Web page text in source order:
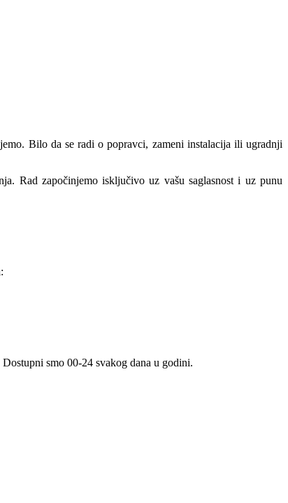
Bilo da se radi o popravci, zameni instalacija ili ugradnji
Rad započinjemo isključivo uz vašu saglasnost i uz punu
smo 00-24 svakog dana u godini.